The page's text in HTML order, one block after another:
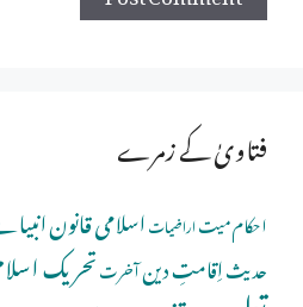
فتاویٰ کے زمرے
احکام میتاراضیاتاسلامی قانون
حدیثاِقامتِ دینآخرتتحریک